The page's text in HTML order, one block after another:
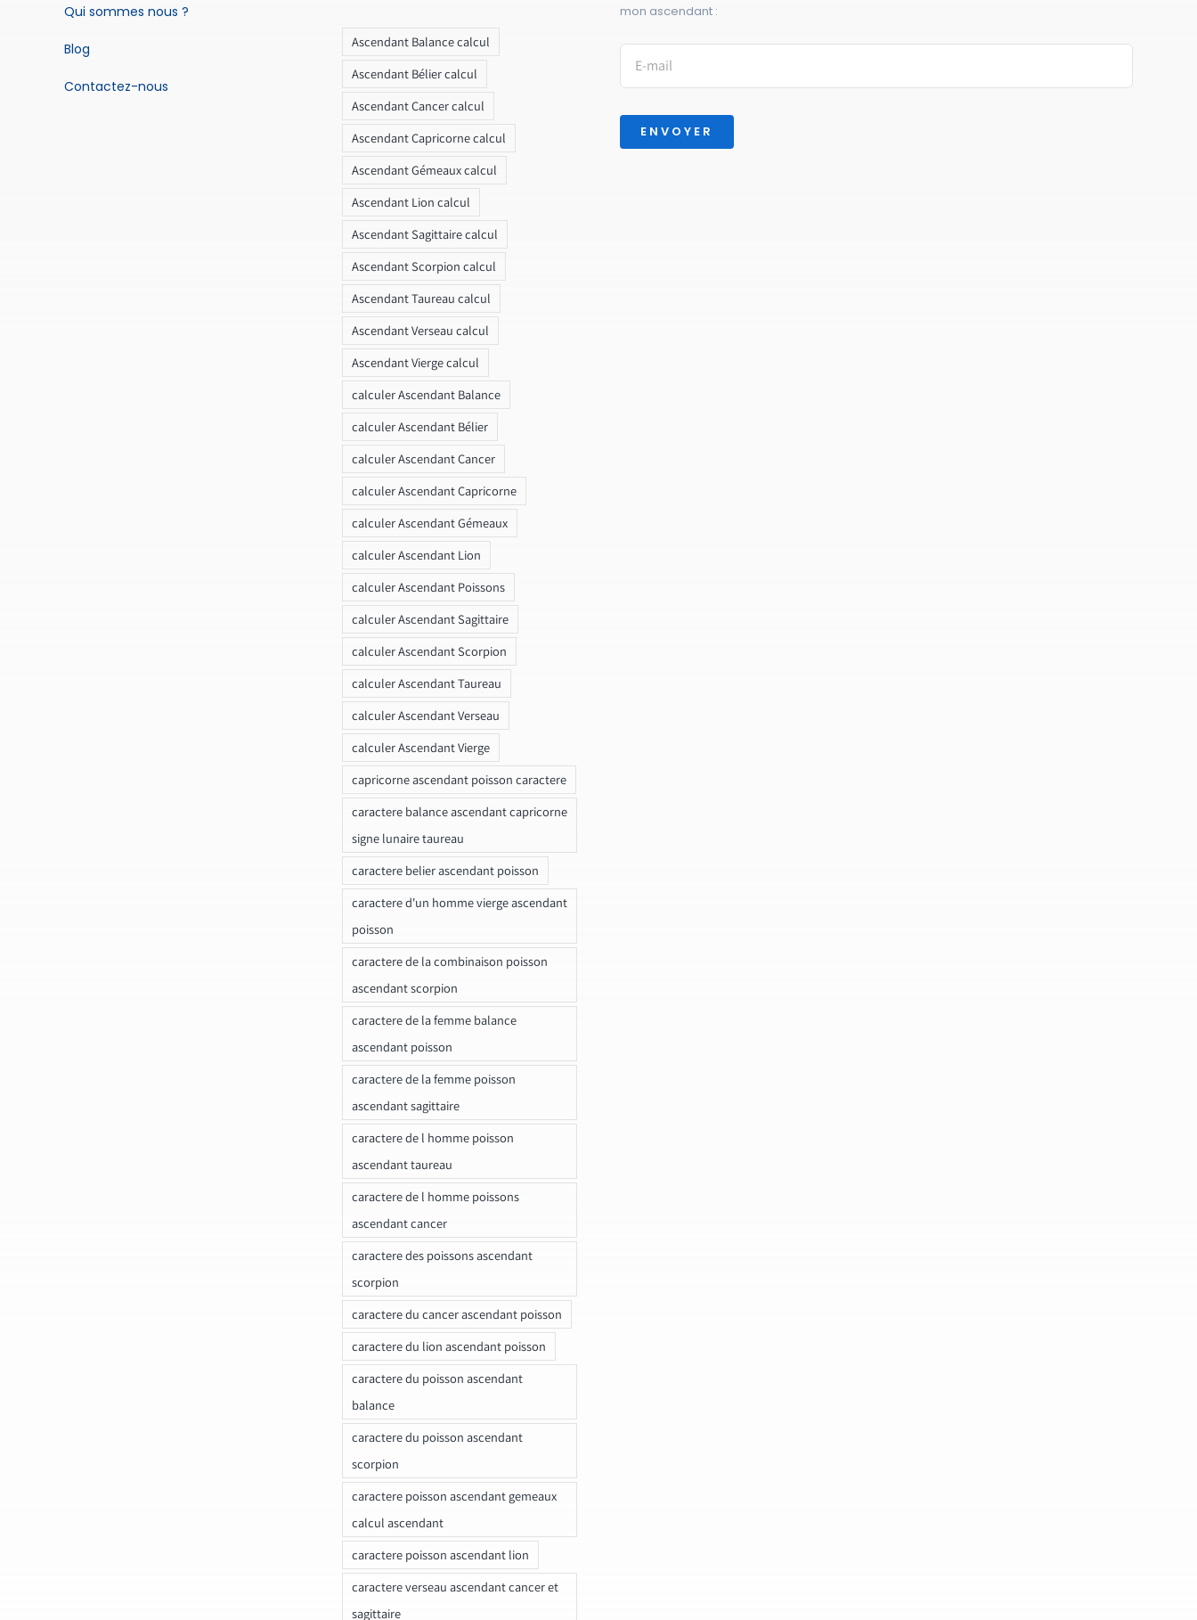
Qui sommes nous ?
Blog
Contactez-nous
Ascendant Balance calcul
Ascendant Bélier calcul
Ascendant Cancer calcul
Ascendant Capricorne calcul
Ascendant Gémeaux calcul
Ascendant Lion calcul
Ascendant Sagittaire calcul
Ascendant Scorpion calcul
Ascendant Taureau calcul
Ascendant Verseau calcul
Ascendant Vierge calcul
calculer Ascendant Balance
calculer Ascendant Bélier
calculer Ascendant Cancer
calculer Ascendant Capricorne
calculer Ascendant Gémeaux
calculer Ascendant Lion
calculer Ascendant Poissons
calculer Ascendant Sagittaire
calculer Ascendant Scorpion
calculer Ascendant Taureau
calculer Ascendant Verseau
calculer Ascendant Vierge
capricorne ascendant poisson caractere
caractere balance ascendant capricorne
signe lunaire taureau
caractere belier ascendant poisson
caractere d'un homme vierge ascendant
poisson
caractere de la combinaison poisson
ascendant scorpion
caractere de la femme balance
ascendant poisson
caractere de la femme poisson
ascendant sagittaire
caractere de l homme poisson
ascendant taureau
caractere de l homme poissons
ascendant cancer
caractere des poissons ascendant
scorpion
caractere du cancer ascendant poisson
caractere du lion ascendant poisson
caractere du poisson ascendant
balance
caractere du poisson ascendant
scorpion
caractere poisson ascendant gemeaux
calcul ascendant
caractere poisson ascendant lion
caractere verseau ascendant cancer et
sagittaire
mon ascendant :
ENVOYER